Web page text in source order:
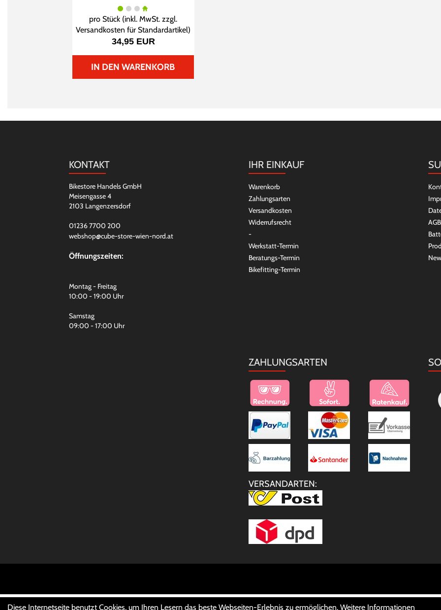
pro Stück (inkl. MwSt. zzgl.
Versandkosten für Standardartikel)
34,95 EUR
IN DEN WARENKORB
KONTAKT
Bikestore Handels GmbH
Meisengasse 4
2103 Langenzersdorf
01236 7700 200
webshop@cube-store-wien-nord.at
Öffnungszeiten:
Montag - Freitag
10:00 - 19:00 Uhr
Samstag
09:00 - 17:00 Uhr
IHR EINKAUF
Warenkorb
Zahlungsarten
Versandkosten
Widerrufsrecht
-
Werkstatt-Termin
Beratungs-Termin
Bikefitting-Termin
AGB
ZAHLUNGSARTEN
VERSANDARTEN:
Diese Internetseite benutzt Cookies, um Ihren Lesern das beste Webseiten-Erlebnis zu ermöglichen. Weitere Informationen